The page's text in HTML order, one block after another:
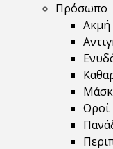
Πρόσωπο
Ακμή
Οροί